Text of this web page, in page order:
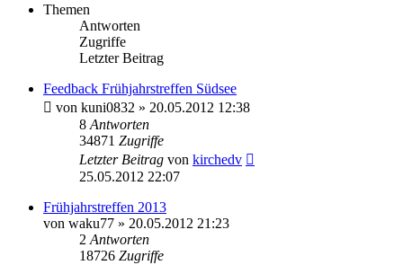
Themen
Antworten
Zugriffe
Letzter Beitrag
Feedback Frühjahrstreffen Südsee
von kuni0832 » 20.05.2012 12:38
8 Antworten
34871 Zugriffe
Letzter Beitrag von kirchedv
25.05.2012 22:07
Frühjahrstreffen 2013
von waku77 » 20.05.2012 21:23
2 Antworten
18726 Zugriffe